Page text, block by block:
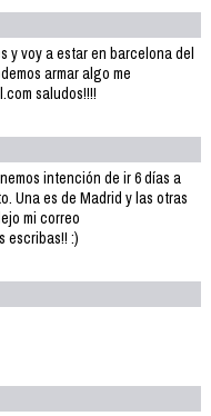
y voy a estar en barcelona del
armar algo me
saludos!!!!
intención de ir 6 días a
Una es de Madrid y las otras
mi correo
escribas!! :)